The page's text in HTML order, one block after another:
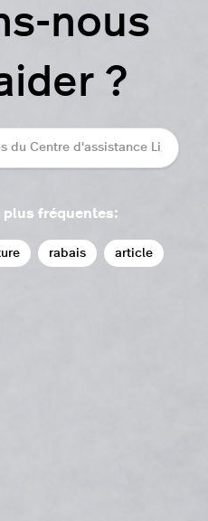
nous
?
plus fréquentes:
rabais article